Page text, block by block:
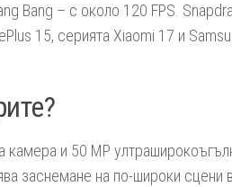
Bang – с около 120 FPS.
15, серията Xiaomi 17 и
и 50 MP
заснемане на по-широки сцени